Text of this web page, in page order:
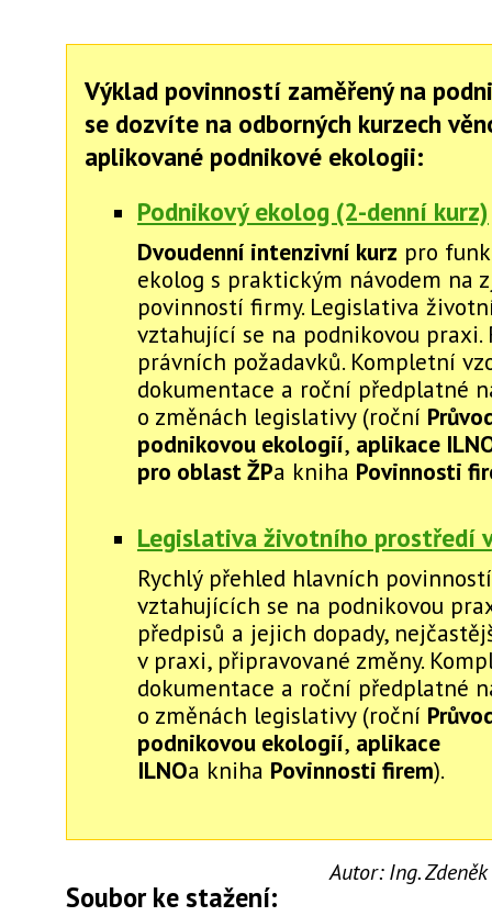
Výklad povinností zaměřený na
se dozvíte na odborných kurzech
aplikované podnikové ekologii:
Podnikový ekolog (2-denní kurz)
Dvoudenní intenzivní kurz pro
ekolog s praktickým návodem na
povinností firmy. Legislativa
vztahující se na podnikovou praxi.
právních požadavků. Kompletní
dokumentace a roční předplatné
o změnách legislativy (roční
podnikovou ekologií, aplikace
pro oblast ŽPa kniha Povinnosti
Legislativa životního prostředí
Rychlý přehled hlavních
vztahujících se na podnikovou
předpisů a jejich dopady,
v praxi, připravované změny.
dokumentace a roční předplatné
o změnách legislativy (roční
podnikovou ekologií, aplikace
ILNOa kniha Povinnosti firem).
Autor:Ing.
Soubor ke stažení: